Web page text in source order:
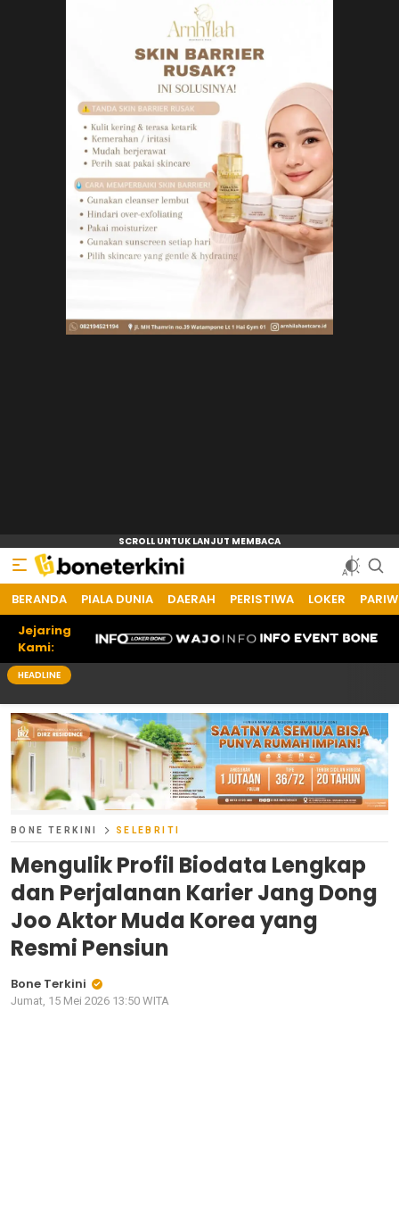
BERANDA PIALA DUNIA DAERAH PERISTIWA LOKER
Jejaring
Kami:
HEADLINE
BONE TERKINI SELEBRITI
Mengulik Profil Biodata Lengkap
dan Perjalanan Karier Jang Dong
Joo Aktor Muda Korea yang
Resmi Pensiun
Bone Terkini
Jumat, 15 Mei 2026 13:50 WITA